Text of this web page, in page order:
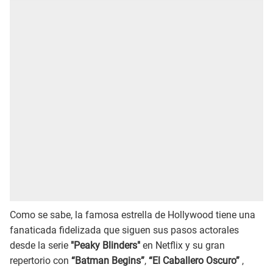
Como se sabe, la famosa estrella de Hollywood tiene una
fanaticada fidelizada que siguen sus pasos actorales
desde la serie "Peaky Blinders" en Netflix y su gran
repertorio con “Batman Begins”, “El Caballero Oscuro” ,